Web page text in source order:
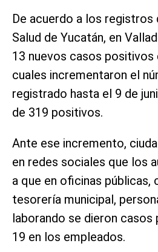
De acuerdo a los registros
Salud de Yucatán, en
13 nuevos casos positivos
cuales incrementaron el
registrado hasta el 9 de
de 319 positivos.
Ante ese incremento,
en redes sociales que los
a que en oficinas públicas,
tesorería municipal,
laborando se dieron
19 en los empleados.